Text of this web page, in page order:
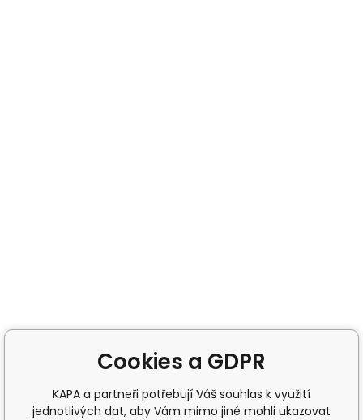
Cookies a GDPR
KAPA a partneři potřebují Váš souhlas k využití
jednotlivých dat, aby Vám mimo jiné mohli ukazovat